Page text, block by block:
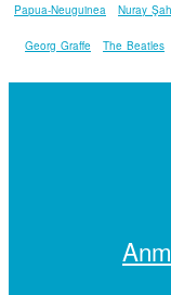
Papua-Neuguinea Nuray
Georg Graffe The Beatles